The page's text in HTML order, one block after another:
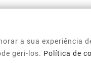
a sua experiência
geri-los. Política de